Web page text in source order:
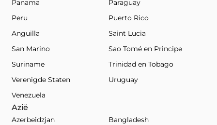
Panama
Paraguay
Peru
Puerto Rico
Anguilla
Saint Lucia
San Marino
Sao Tomé en Principe
Suriname
Trinidad en Tobago
Verenigde Staten
Uruguay
Venezuela
Azië
Azerbeidzjan
Bangladesh